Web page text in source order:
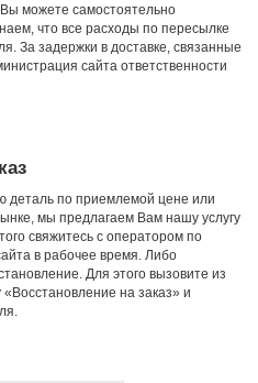
Вы можете самостоятельно
что все расходы по пересылке
За задержки в доставке, связанные
сайта ответственности
деталь по приемлемой цене или
мы предлагаем Вам нашу услугу
свяжитесь с оператором по
в рабочее время. Либо
Для этого вызовите из
на заказ» и